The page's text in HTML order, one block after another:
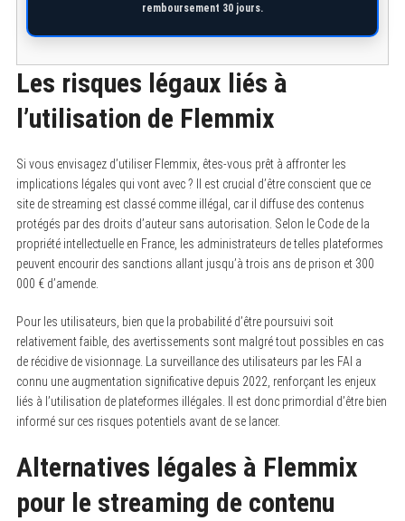
remboursement 30 jours.
Les risques légaux liés à
l’utilisation de Flemmix
Si vous envisagez d’utiliser Flemmix, êtes-vous prêt à affronter les
implications légales qui vont avec ? Il est crucial d’être conscient que ce
site de streaming est classé comme illégal, car il diffuse des contenus
protégés par des droits d’auteur sans autorisation. Selon le Code de la
propriété intellectuelle en France, les administrateurs de telles plateformes
peuvent encourir des sanctions allant jusqu’à trois ans de prison et 300
000 € d’amende.
Pour les utilisateurs, bien que la probabilité d’être poursuivi soit
relativement faible, des avertissements sont malgré tout possibles en cas
de récidive de visionnage. La surveillance des utilisateurs par les FAI a
connu une augmentation significative depuis 2022, renforçant les enjeux
liés à l’utilisation de plateformes illégales. Il est donc primordial d’être bien
informé sur ces risques potentiels avant de se lancer.
Alternatives légales à Flemmix
pour le streaming de contenu